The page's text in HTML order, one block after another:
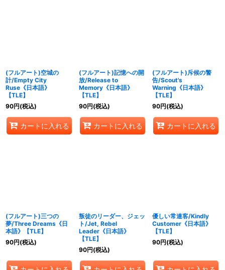
(フルアート)空城の
計/Empty City
Ruse《日本語》
【TLE】
90円(税込)
カートに入れる
(フルアート)記憶への開
放/Release to
Memory《日本語》
【TLE】
90円(税込)
カートに入れる
(フルアート)斥候の警
告/Scout's
Warning《日本語》
【TLE】
90円(税込)
カートに入れる
(フルアート)三つの
夢/Three Dreams《日
本語》【TLE】
90円(税込)
叛徒のリーダー、ジェッ
ト/Jet, Rebel
Leader《日本語》
【TLE】
90円(税込)
優しい常連客/Kindly
Customer《日本語》
【TLE】
90円(税込)